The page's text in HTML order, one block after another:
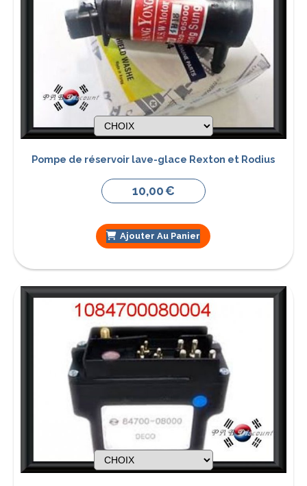
Pompe de réservoir lave-glace Rexton et Rodius
10,00€
Ajouter Au Panier